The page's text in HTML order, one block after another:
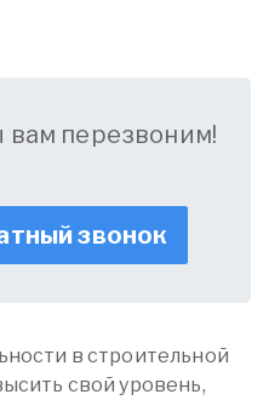
перезвоним!
звонок
в строительной
свой уровень,